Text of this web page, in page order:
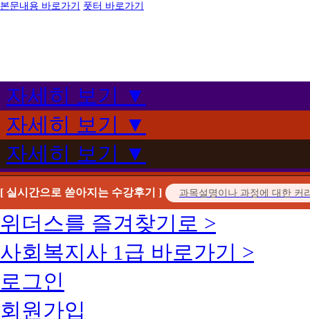
본문내용 바로가기 풋터 바로가기
자세히 보기 ▼
자세히 보기 ▼
자세히 보기 ▼
[ 실시간으로 쏟아지는 수강후기 ]
위더스를 즐겨찾기로 >
사회복지사 1급 바로가기 >
로그인
회원가입